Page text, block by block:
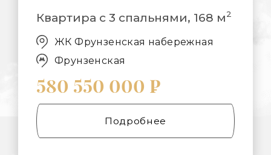
Квартира с 3 спальнями, 168 м2
ЖК Фрунзенская набережная
Фрунзенская
580 550 000 ₽
Подробнее